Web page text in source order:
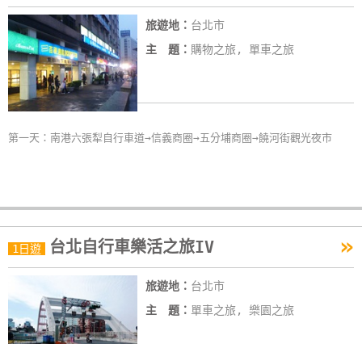
房
Q&A
旅
訂
款
據
合
作
旅遊地： 台北市
主 題： 購物之旅, 單車之旅
第一天：南港六張犁自行車道→信義商圈→五分埔商圈→饒河街觀光夜市
1日遊 台北自行車樂活之旅IV »
旅遊地： 台北市
主 題： 單車之旅, 樂園之旅